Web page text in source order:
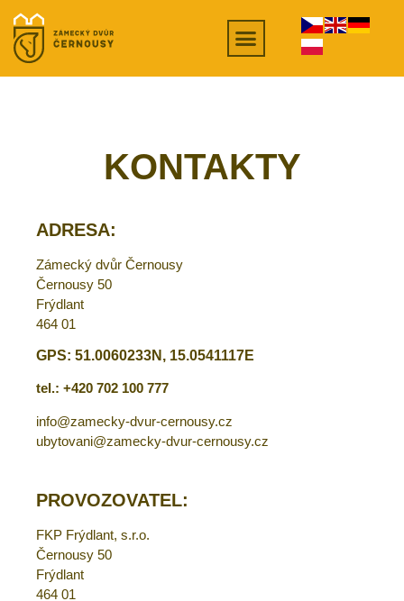
KONTAKTY
ADRESA:
Zámecký dvůr Černousy
Černousy 50
Frýdlant
464 01
GPS: 51.0060233N, 15.0541117E
tel.: +420 702 100 777
info@zamecky-dvur-cernousy.cz
ubytovani@zamecky-dvur-cernousy.cz
PROVOZOVATEL:
FKP Frýdlant, s.r.o.
Černousy 50
Frýdlant
464 01